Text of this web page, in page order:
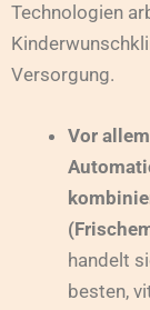
Technologien
Versorgung.
Vor
handelt
besten,